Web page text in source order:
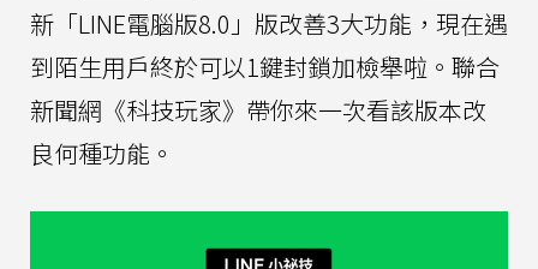
新「LINE電腦版8.0」版改善3大功能，現在遇
到陌生用戶終於可以1鍵封鎖加檢舉啦。聯合
新聞網《科技玩家》帶你來一次看該版本改
良何種功能。